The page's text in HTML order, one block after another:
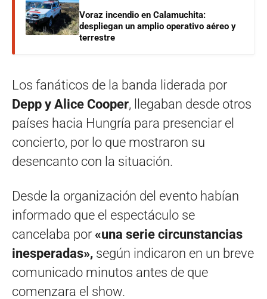
Voraz incendio en Calamuchita:
despliegan un amplio operativo aéreo y
terrestre
Los fanáticos de la banda liderada por
Depp y Alice Cooper, llegaban desde otros
países hacia Hungría para presenciar el
concierto, por lo que mostraron su
desencanto con la situación.
Desde la organización del evento habían
informado que el espectáculo se
cancelaba por «una serie circunstancias
inesperadas», según indicaron en un breve
comunicado minutos antes de que
comenzara el show.